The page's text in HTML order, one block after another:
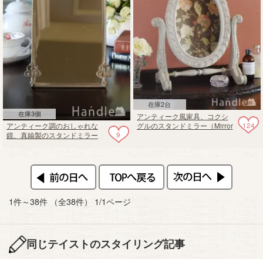
在庫3個
9
アンティーク調のおしゃれな
鏡、真鍮製のスタンドミラー
在庫2台
124
アンティーク風家具、コクシ
グルのスタンドミラー（Mirror
1件～38件 （全38件） 1/1ページ
同じテイストのスタイリング記事